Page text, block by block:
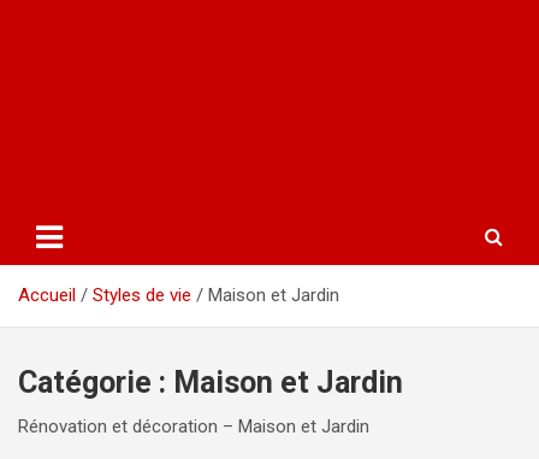
Accueil Styles de vie Maison et Jardin
Catégorie : Maison et Jardin
Rénovation et décoration – Maison et Jardin